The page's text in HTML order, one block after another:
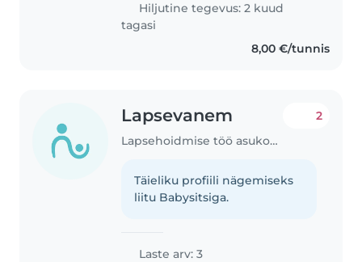
Hiljutine tegevus: 2 kuud
tagasi
8,00 €/tunnis
Lapsevanem
Lapsehoidmise töö asukohas Tallinn
2
Täieliku profiili nägemiseks
liitu Babysitsiga.
Laste arv: 3